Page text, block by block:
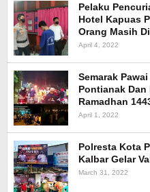
Pelaku
Hotel Kapuas
Orang Masih
April 4, 2022
Semarak
Pontianak Dan
Ramadhan
April 1, 2022
Polresta Kota
Kalbar Gelar
March 31, 2022